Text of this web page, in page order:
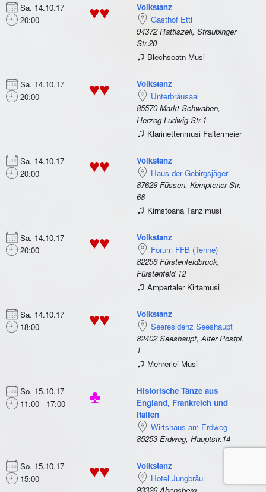
Sa. 14.10.17
20:00
♥♥
Volkstanz
Gasthof Ettl
94372 Rattiszell, Straubinger
Str.20
♫ Blechsoatn Musi
Sa. 14.10.17
20:00
♥♥
Volkstanz
Unterbräusaal
85570 Markt Schwaben,
Herzog Ludwig Str.1
♫ Klarinettenmusi Faltermeier
Sa. 14.10.17
20:00
♥♥
Volkstanz
Haus der Gebirgsjäger
87629 Füssen, Kemptener Str.
68
♫ Kirnstoana Tanzlmusi
Sa. 14.10.17
20:00
♥♥
Volkstanz
Forum FFB (Tenne)
82256 Fürstenfeldbruck,
Fürstenfeld 12
♫ Ampertaler Kirtamusi
Sa. 14.10.17
18:00
♥♥
Volkstanz
Seeresidenz Seeshaupt
82402 Seeshaupt, Alter Postpl.
1
♫ Mehrerlei Musi
So. 15.10.17
11:00 - 17:00
♣
Historische Tänze aus
England, Frankreich und
Italien
Wirtshaus am Erdweg
85253 Erdweg, Hauptstr.14
So. 15.10.17
15:00
♥♥
Volkstanz
Hotel Jungbräu